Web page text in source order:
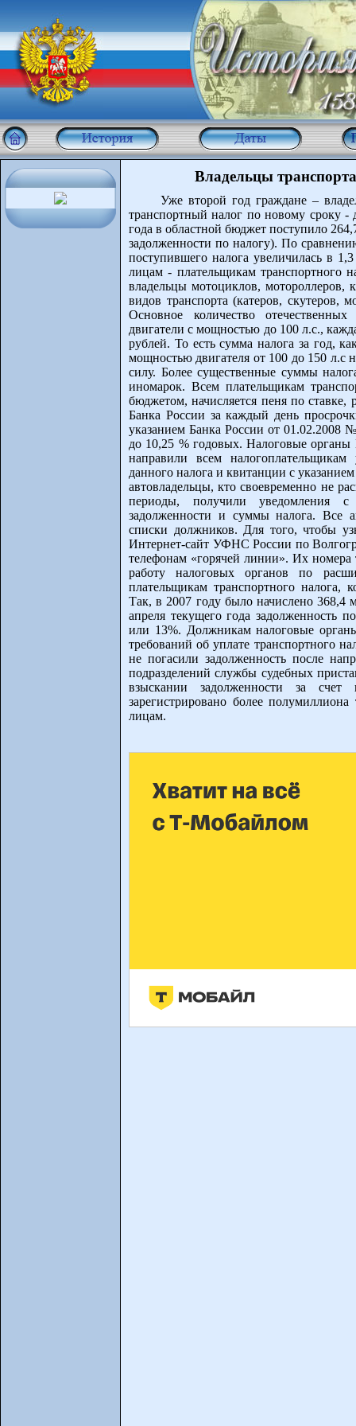
Владельцы
Уже второй год граждане –
транспортный налог по новому сроку -
года в областной бюджет поступило
задолженности по налогу). По
поступившего налога увеличилась в
лицам - плательщикам транспортного
владельцы мотоциклов, мотороллеров,
видов транспорта (катеров, скутеров,
Основное количество
двигатели с мощностью до 100 л.с.,
рублей. То есть сумма налога за год,
мощностью двигателя от 100 до 150 л.с
силу. Более существенные суммы
иномарок. Всем плательщикам
бюджетом, начисляется пеня по
Банка России за каждый день
указанием Банка России от 01.02.2008
до 10,25 % годовых. Налоговые органы
направили всем
данного налога и квитанции с
автовладельцы, кто своевременно не
периоды, получили уведомления
задолженности и суммы налога. Все
списки должников. Для того, чтобы
Интернет-сайт УФНС России по
телефонам «горячей линии». Их
работу налоговых органов по
плательщикам транспортного налога,
Так, в 2007 году было начислено 368,4
апреля текущего года задолженность
или 13%. Должникам налоговые
требований об уплате транспортного
не погасили задолженность после
подразделений службы судебных
взыскании задолженности за
зарегистрировано более
лицам.